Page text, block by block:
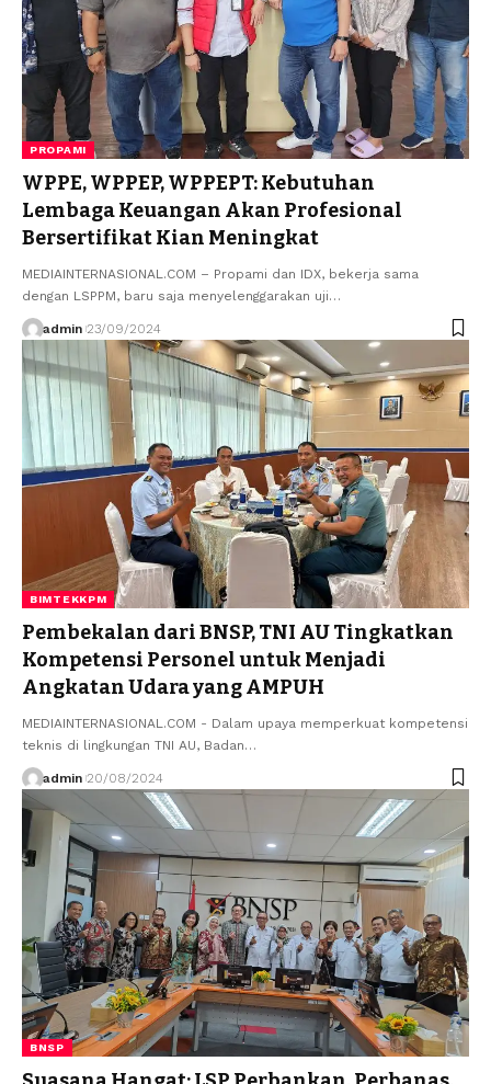
PROPAMI
WPPE, WPPEP, WPPEPT: Kebutuhan
Lembaga Keuangan Akan Profesional
Bersertifikat Kian Meningkat
MEDIAINTERNASIONAL.COM – Propami dan IDX, bekerja sama
dengan LSPPM, baru saja menyelenggarakan uji…
admin 23/09/2024
BIMTEKKPM
Pembekalan dari BNSP, TNI AU Tingkatkan
Kompetensi Personel untuk Menjadi
Angkatan Udara yang AMPUH
MEDIAINTERNASIONAL.COM - Dalam upaya memperkuat kompetensi
teknis di lingkungan TNI AU, Badan…
admin 20/08/2024
BNSP